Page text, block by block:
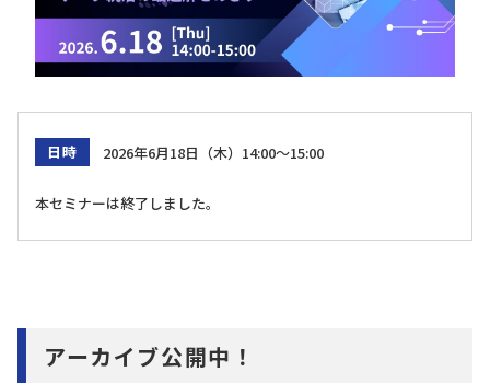
日時 2026年6月18日（木）14:00～15:00
本セミナーは終了しました。
アーカイブ公開中！